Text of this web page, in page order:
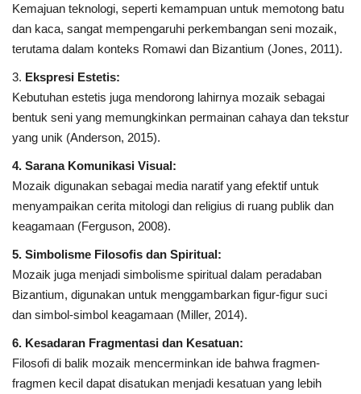
Kemajuan teknologi, seperti kemampuan untuk memotong batu
dan kaca, sangat mempengaruhi perkembangan seni mozaik,
terutama dalam konteks Romawi dan Bizantium (Jones, 2011).
3. Ekspresi Estetis:
Kebutuhan estetis juga mendorong lahirnya mozaik sebagai
bentuk seni yang memungkinkan permainan cahaya dan tekstur
yang unik (Anderson, 2015).
4. Sarana Komunikasi Visual:
Mozaik digunakan sebagai media naratif yang efektif untuk
menyampaikan cerita mitologi dan religius di ruang publik dan
keagamaan (Ferguson, 2008).
5. Simbolisme Filosofis dan Spiritual:
Mozaik juga menjadi simbolisme spiritual dalam peradaban
Bizantium, digunakan untuk menggambarkan figur-figur suci
dan simbol-simbol keagamaan (Miller, 2014).
6. Kesadaran Fragmentasi dan Kesatuan:
Filosofi di balik mozaik mencerminkan ide bahwa fragmen-
fragmen kecil dapat disatukan menjadi kesatuan yang lebih